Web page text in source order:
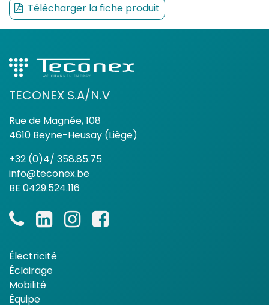
Télécharger la fiche produit
TECONEX S.A/N.V
Rue de Magnée, 108
4610 Beyne-Heusay (Liège)
+32 (0)4/ 358.85.75
info@teconex.be
BE 0429.524.116
Électricité
Éclairage
Mobilité
Équipe